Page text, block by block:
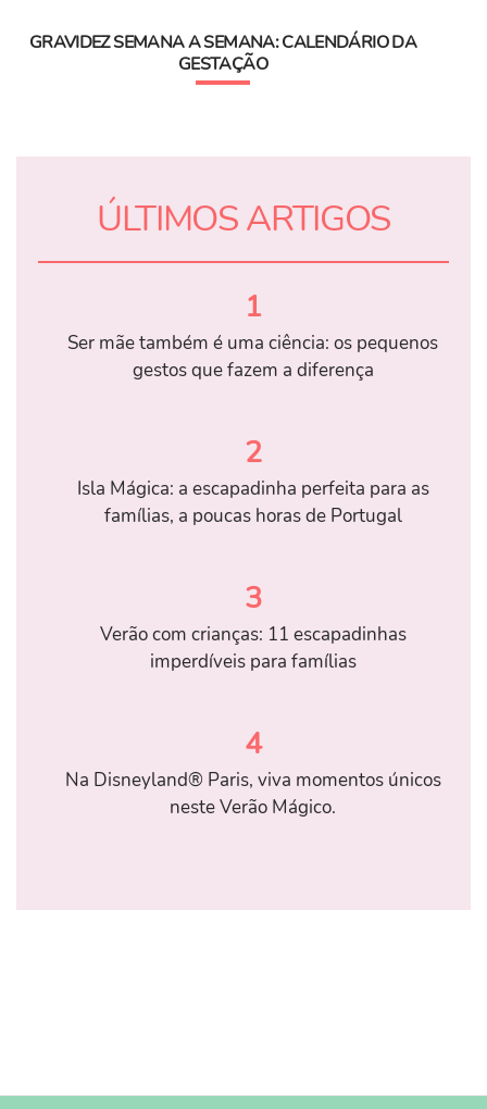
GRAVIDEZ SEMANA A SEMANA: CALENDÁRIO DA
GESTAÇÃO
ÚLTIMOS ARTIGOS
1
Ser mãe também é uma ciência: os pequenos
gestos que fazem a diferença
2
Isla Mágica: a escapadinha perfeita para as
famílias, a poucas horas de Portugal
3
Verão com crianças: 11 escapadinhas
imperdíveis para famílias
4
Na Disneyland® Paris, viva momentos únicos
neste Verão Mágico.